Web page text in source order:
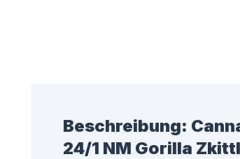
Beschreibung:
24/1 NM Gorilla